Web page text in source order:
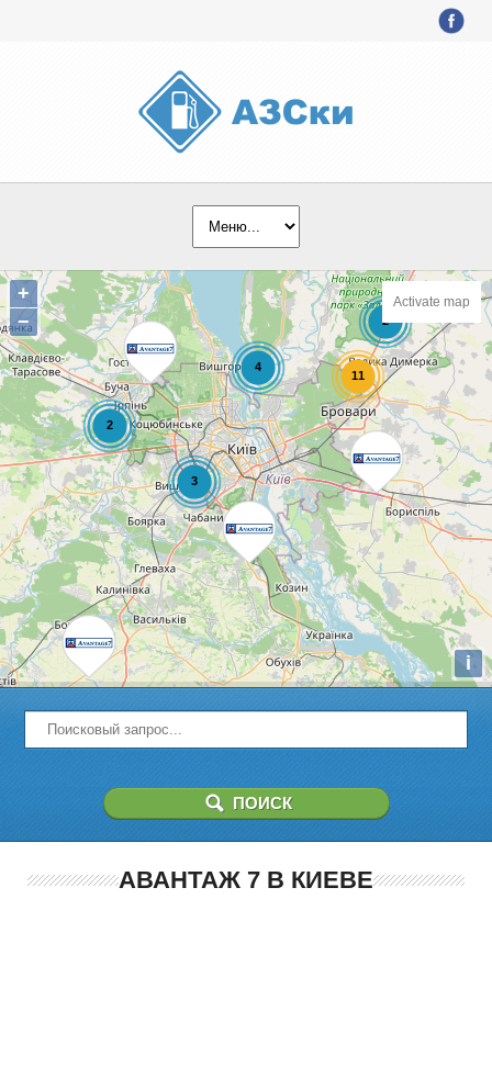
+
−
i
Activate map
АВАНТАЖ 7 В КИЕВЕ